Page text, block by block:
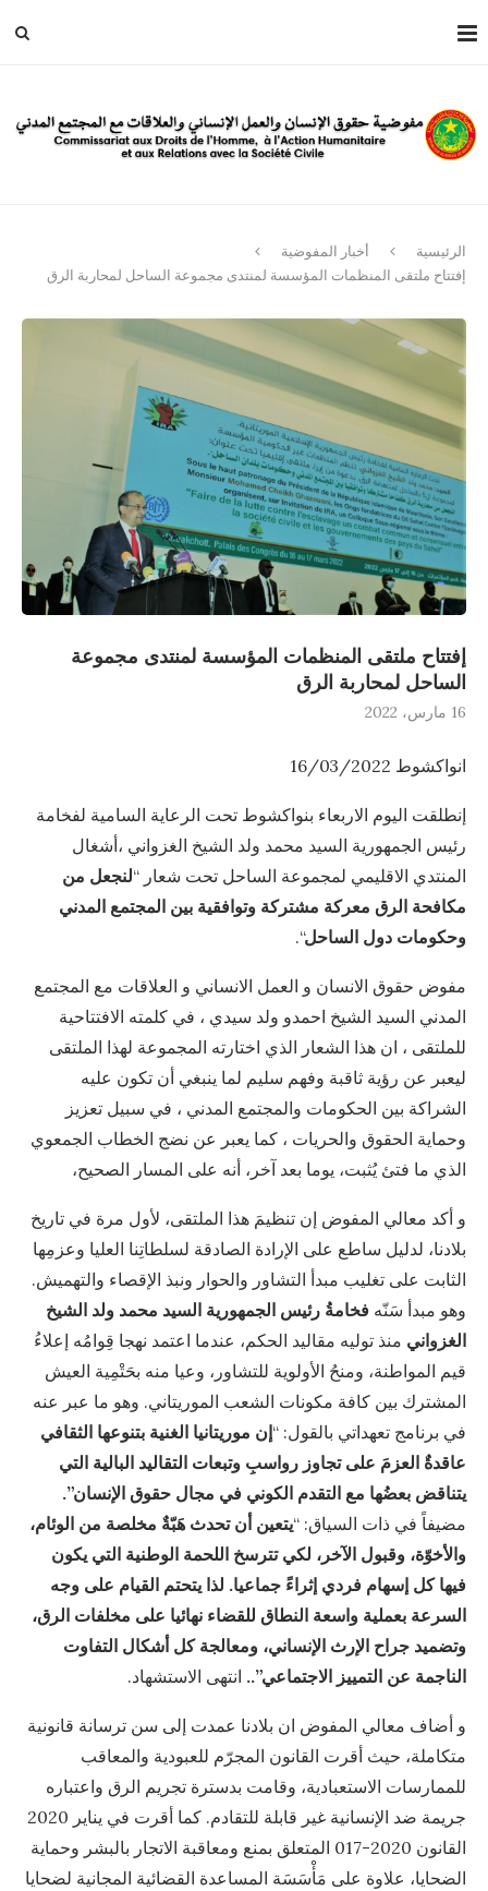
الرئيسية
أخبار المفوضية
إفتتاح ملتقى المنظمات المؤسسة لمنتدى مجموعة الساحل لمحاربة الرق
إفتتاح ملتقى المنظمات المؤسسة لمنتدى مجموعة
الساحل لمحاربة الرق
16 مارس، 2022
انواكشوط 16/03/2022
إنطلقت اليوم الاربعاء بنواكشوط تحت الرعاية السامية لفخامة
رئيس الجمهورية السيد محمد ولد الشيخ الغزواني ،أشغال
المنتدي الاقليمي لمجموعة الساحل تحت شعار “لنجعل من
مكافحة الرق معركة مشتركة وتوافقية بين المجتمع المدني
وحكومات دول الساحل“.
مفوض حقوق الانسان و العمل الانساني و العلاقات مع المجتمع
المدني السيد الشيخ احمدو ولد سيدي ، في كلمته الافتتاحية
للملتقى ، ان هذا الشعار الذي اختارته المجموعة لهذا الملتقى
ليعبر عن رؤية ثاقبة وفهم سليم لما ينبغي أن تكون عليه
الشراكة بين الحكومات والمجتمع المدني ، في سبيل تعزيز
وحماية الحقوق والحريات ، كما يعبر عن نضج الخطاب الجمعوي
الذي ما فتئ يُثبت، يوما بعد آخر، أنه على المسار الصحيح،
و أكد معالي المفوض إن تنظيمَ هذا الملتقى، لأول مرة في تاريخ
بلادنا، لدليل ساطع على الإرادة الصادقة لسلطاتِنا العليا وعزمِها
الثابت على تغليب مبدأ التشاور والحوار ونبذ الإقصاء والتهميش.
وهو مبدأ سَنّه فخامةُ رئيس الجمهورية السيد محمد ولد الشيخ
الغزواني منذ توليه مقاليد الحكم، عندما اعتمد نهجا قِوامُه إعلاءُ
قيم المواطنة، ومنحُ الأولوية للتشاور، وعيا منه بحَتْمِية العيش
المشترك بين كافة مكونات الشعب الموريتاني. وهو ما عبر عنه
في برنامج تعهداتي بالقول: “إن موريتانيا الغنية بتنوعها الثقافي
عاقدةٌ العزمَ على تجاوز رواسبِ وتبعات التقاليد البالية التي
يتناقض بعضُها مع التقدم الكوني في مجال حقوق الإنسان”.
مضيفاً في ذات السياق: “يتعين أن تحدث هَبّةٌ مخلصة من الوئام،
والأخوّة، وقبول الآخر، لكي تترسخ اللحمة الوطنية التي يكون
فيها كل إسهام فردي إثراءً جماعيا. لذا يتحتم القيام على وجه
السرعة بعملية واسعة النطاق للقضاء نهائيا على مخلفات الرق،
وتضميد جراح الإرث الإنساني، ومعالجة كل أشكال التفاوت
الناجمة عن التمييز الاجتماعي”.. انتهى الاستشهاد.
و أضاف معالي المفوض ان بلادنا عمدت إلى سن ترسانة قانونية
متكاملة، حيث أقرت القانون المجرّم للعبودية والمعاقب
للممارسات الاستعبادية، وقامت بدسترة تجريم الرق واعتباره
جريمة ضد الإنسانية غير قابلة للتقادم. كما أقرت في يناير 2020
القانون 2020-017 المتعلق بمنع ومعاقبة الاتجار بالبشر وحماية
الضحايا، علاوة على مَأْسَسَة المساعدة القضائية المجانية لضحايا